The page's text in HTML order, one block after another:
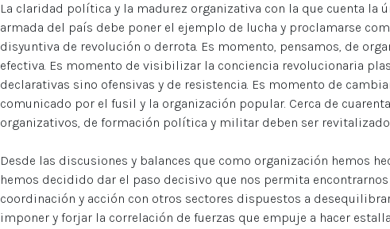
La claridad política y la madurez organizativa con la que cuenta la
armada del país debe poner el ejemplo de lucha y proclamarse
disyuntiva de revolución o derrota. Es momento, pensamos, de
efectiva. Es momento de visibilizar la conciencia revolucionaria
declarativas sino ofensivas y de resistencia. Es momento de
comunicado por el fusil y la organización popular. Cerca de
organizativos, de formación política y militar deben ser
Desde las discusiones y balances que como organización hemos
hemos decidido dar el paso decisivo que nos permita
coordinación y acción con otros sectores dispuestos a
imponer y forjar la correlación de fuerzas que empuje a hacer